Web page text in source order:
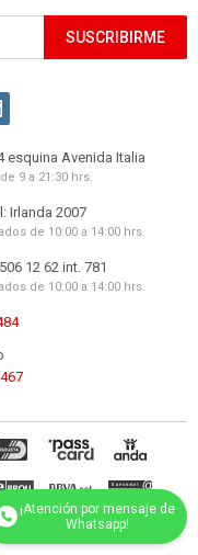
SUSCRIBIRME
esquina Avenida Italia
9 a 21:30 hrs.
Irlanda 2007
de 10:00 a 14:00 hrs.
12 62 int. 781
de 10:00 a 14:00 hrs.